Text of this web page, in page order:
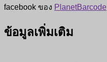
facebook ของ PlanetBarcode
ข้อมูลเพิ่มเติม